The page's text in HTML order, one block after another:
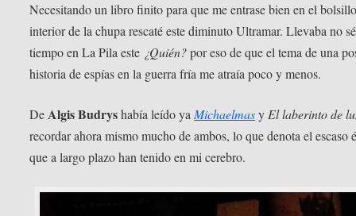
Necesitando un libro finito para que me entrase bien en el
interior de la chupa rescaté este diminuto Ultramar. Llevaba no
tiempo en La Pila este ¿Quién?por eso de que el tema de una
historia de espías en la guerra fría me atraía poco y menos.
De Algis Budryshabía leído ya Michaelmasy El laberinto de
recordar ahora mismo mucho de ambos, lo que denota el escaso
que a largo plazo han tenido en mi cerebro.